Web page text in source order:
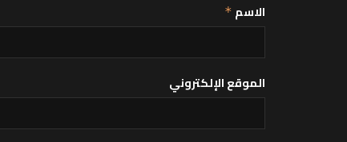
الاسم *
الموقع الإلكتروني